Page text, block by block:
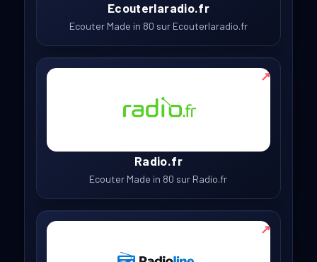
Ecouterlaradio.fr
Ecouter Made in 80 sur Ecouterlaradio.fr
Radio.fr
Ecouter Made in 80 sur Radio.fr
↗
↗